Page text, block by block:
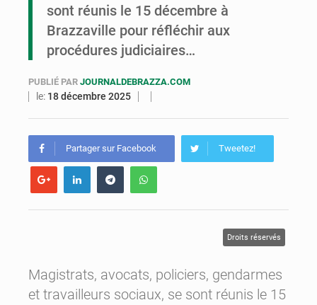
sont réunis le 15 décembre à
Brazzaville pour réfléchir aux
procédures judiciaires…
PUBLIÉ PAR JOURNALDEBRAZZA.COM
le: 18 décembre 2025
Partager sur Facebook Tweetez!
Droits réservés
Magistrats, avocats, policiers, gendarmes
et travailleurs sociaux, se sont réunis le 15